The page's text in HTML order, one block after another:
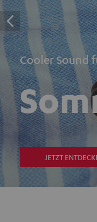
Cooler Sound
JETZT